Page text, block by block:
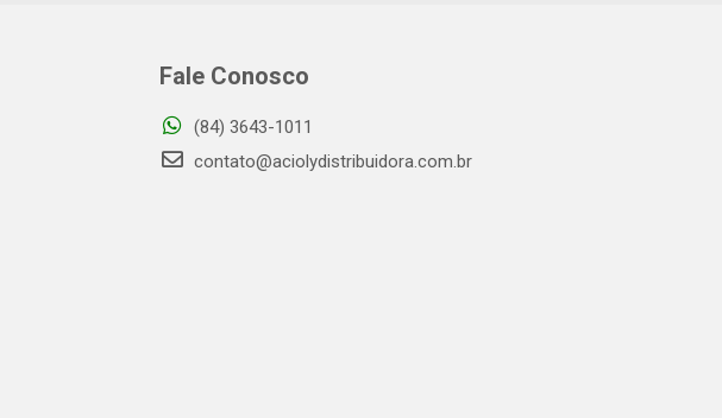
Fale Conosco
(84) 3643-1011
contato@aciolydistribuidora.com.br